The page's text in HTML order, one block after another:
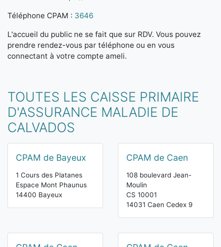
Téléphone CPAM : 3646
L'accueil du public ne se fait que sur RDV. Vous pouvez
prendre rendez-vous par téléphone ou en vous
connectant à votre compte ameli.
TOUTES LES CAISSE PRIMAIRE
D'ASSURANCE MALADIE DE
CALVADOS
CPAM de Bayeux
1 Cours des Platanes
Espace Mont Phaunus
14400 Bayeux
CPAM de Caen
108 boulevard Jean-
Moulin
CS 10001
14031 Caen Cedex 9